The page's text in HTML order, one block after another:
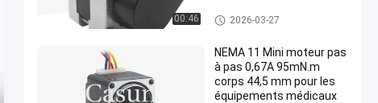
00:46
Moteur pas à pas de la NEMA
16
2026-03-27
NEMA 11 Mini moteur pas
à pas 0,67A 95mN.m
corps 44,5 mm pour les
équipements médicaux